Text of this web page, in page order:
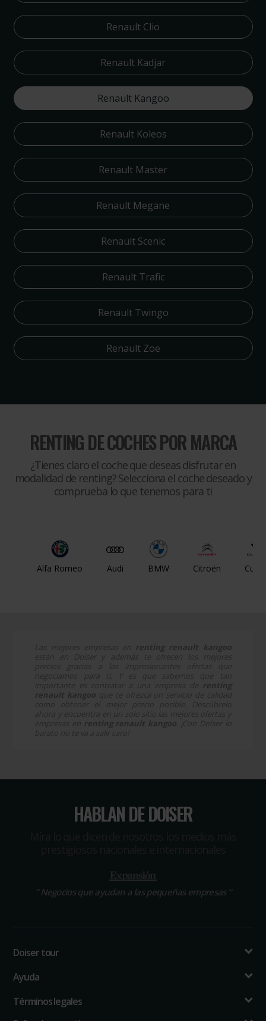
Renault Clio
Renault Kadjar
Renault Kangoo
Renault Koleos
Renault Master
Renault Megane
Renault Scenic
Renault Trafic
Renault Twingo
Renault Zoe
RENTING DE COCHES POR MARCA
¿Tienes claro el coche que deseas disfrutar en
modalidad de renting? Selecciona el coche deseado y
comprueba lo que tenemos para ti
Alfa Romeo Audi BMW Citroën
HABLAN DE DOISER
“Negocios que ayudan a las pequeñas empresas “
Doiser tour
Ayuda
Términos legales